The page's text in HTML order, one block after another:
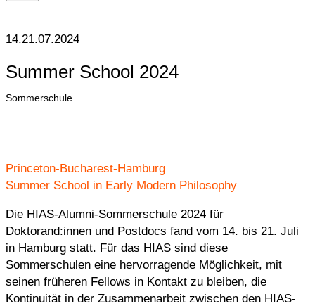
14.21.07.2024
Summer School 2024
Sommerschule
Princeton-Bucharest-Hamburg
Summer School in Early Modern Philosophy
Die HIAS-Alumni-Sommerschule 2024 für
Doktorand:innen und Postdocs fand vom 14. bis 21. Juli
in Hamburg statt. Für das HIAS sind diese
Sommerschulen eine hervorragende Möglichkeit, mit
seinen früheren Fellows in Kontakt zu bleiben, die
Kontinuität in der Zusammenarbeit zwischen den HIAS-